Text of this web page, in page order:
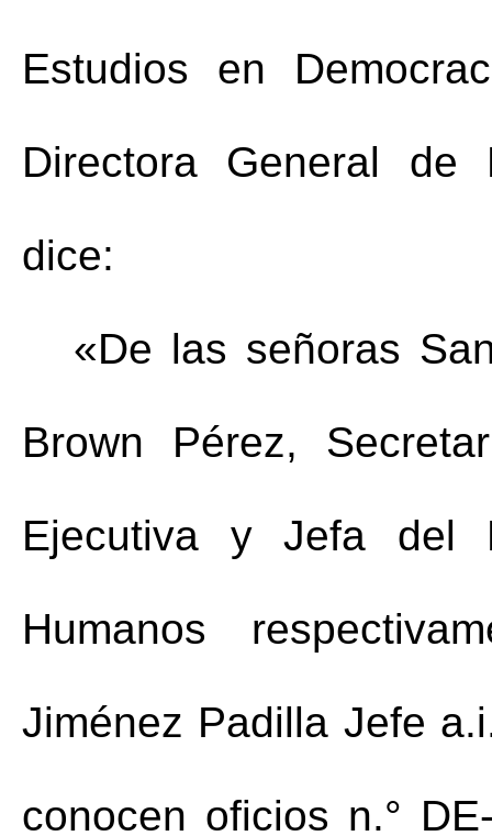
Estudios en
Directora General de
dice:
«De las señoras
Brown Pérez,
Ejecutiva y Jefa del
Humanos
Jiménez Padilla Jefe
conocen oficios n.°